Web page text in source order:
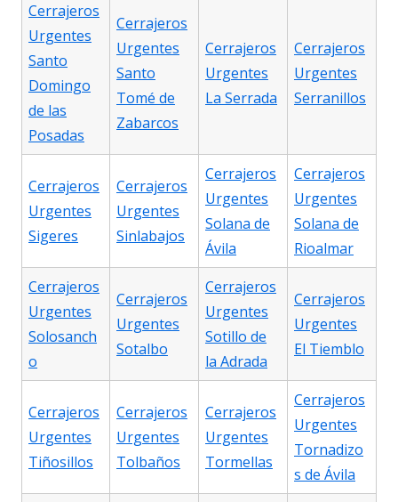
Cerrajeros
Urgentes
Santo
Domingo
de las
Posadas
Cerrajeros
Urgentes
Santo
Tomé de
Zabarcos
Cerrajeros
Urgentes
La Serrada
Cerrajeros
Urgentes
Serranillos
Cerrajeros
Urgentes
Sigeres
Cerrajeros
Urgentes
Sinlabajos
Cerrajeros
Urgentes
Solana de
Ávila
Cerrajeros
Urgentes
Solana de
Rioalmar
Cerrajeros
Urgentes
Solosanch
o
Cerrajeros
Urgentes
Sotalbo
Cerrajeros
Urgentes
Sotillo de
la Adrada
Cerrajeros
Urgentes
El Tiemblo
Cerrajeros
Urgentes
Tiñosillos
Cerrajeros
Urgentes
Tolbaños
Cerrajeros
Urgentes
Tormellas
Cerrajeros
Urgentes
Tornadizo
s de Ávila